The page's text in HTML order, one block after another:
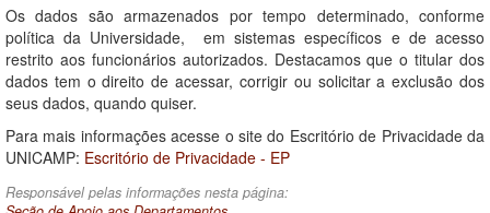
Os dados são armazenados por tempo determinado, conforme
política da Universidade, em sistemas específicos e de acesso
restrito aos funcionários autorizados. Destacamos que o titular dos
dados tem o direito de acessar, corrigir ou solicitar a exclusão dos
seus dados, quando quiser.
Para mais informações acesse o site do Escritório de Privacidade da
UNICAMP: Escritório de Privacidade - EP
Responsável pelas informações nesta página: